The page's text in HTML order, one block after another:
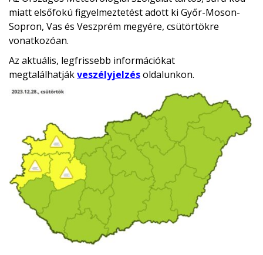
miatt elsőfokú figyelmeztetést adott ki Győr-Moson-
Sopron, Vas és Veszprém megyére, csütörtökre
vonatkozóan.
Az aktuális, legfrissebb információkat
megtalálhatjákveszélyjelzésoldalunkon.